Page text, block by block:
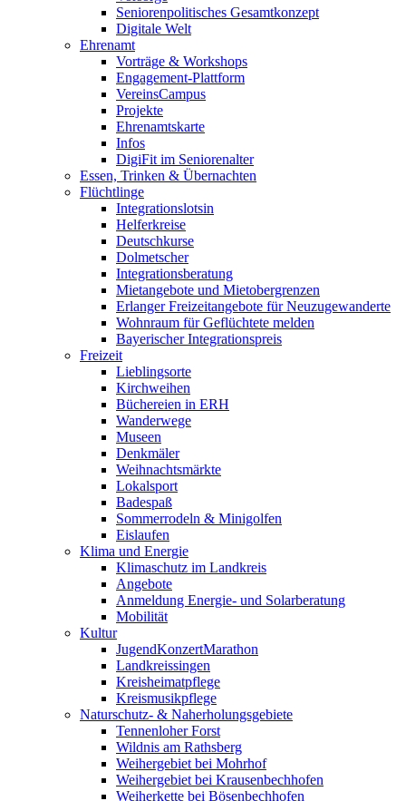
Seniorenpolitisches Gesamtkonzept
Digitale Welt
Ehrenamt
Vorträge & Workshops
Engagement-Plattform
VereinsCampus
Projekte
Ehrenamtskarte
Infos
DigiFit im Seniorenalter
Essen, Trinken & Übernachten
Flüchtlinge
Integrationslotsin
Helferkreise
Deutschkurse
Dolmetscher
Integrationsberatung
Mietangebote und Mietobergrenzen
Erlanger Freizeitangebote für Neuzugewanderte
Wohnraum für Geflüchtete melden
Bayerischer Integrationspreis
Freizeit
Lieblingsorte
Kirchweihen
Büchereien in ERH
Wanderwege
Museen
Denkmäler
Weihnachtsmärkte
Lokalsport
Badespaß
Sommerrodeln & Minigolfen
Eislaufen
Klima und Energie
Klimaschutz im Landkreis
Angebote
Anmeldung Energie- und Solarberatung
Mobilität
Kultur
JugendKonzertMarathon
Landkreissingen
Kreisheimatpflege
Kreismusikpflege
Naturschutz- & Naherholungsgebiete
Tennenloher Forst
Wildnis am Rathsberg
Weihergebiet bei Mohrhof
Weihergebiet bei Krausenbechhofen
Weiherkette bei Bösenbechhofen